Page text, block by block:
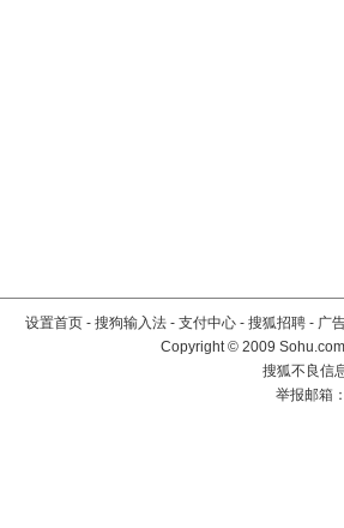
设置首页 - 搜狗输入法 - 支付中心 - 搜狐招聘 - 广
Copyright © 2009
搜狐不良信
举报邮箱